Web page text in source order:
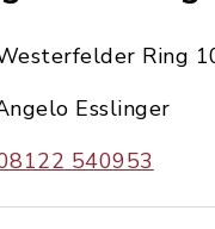
Ring
Esslinger
540953